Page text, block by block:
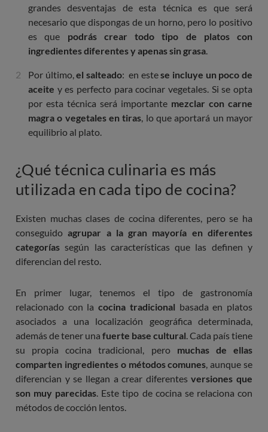
grandes desventajas de esta técnica es que será
necesario que dispongas de un horno, pero lo positivo
es que podrás crear todo tipo de platos con
ingredientes diferentes y apenas sin grasa.
Por último,el salteado: en estese incluye un poco de
aceite y es perfecto para cocinar vegetales. Si se opta
por esta técnica será importante mezclar con carne
magra o vegetales en tiras, lo que aportará un mayor
equilibrio al plato.
¿Qué técnica culinaria es más
utilizada en cada tipo de cocina?
Existen muchas clases de cocina diferentes, pero se ha
conseguidoagrupar a la gran mayoría en diferentes
categorías según las características que las definen y
diferencian del resto.
En primer lugar, tenemos el tipo de gastronomía
relacionado con lacocina tradicional basada en platos
asociados a una localización geográfica determinada,
además de tener una fuerte base cultural. Cada país tiene
su propia cocina tradicional, pero muchas de ellas
comparten ingredientes o métodos comunes, aunque se
diferencian y se llegan a crear diferentesversiones que
son muy parecidas. Este tipo de cocina se relaciona con
métodos de cocción lentos.